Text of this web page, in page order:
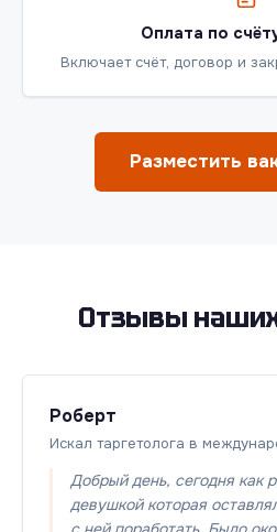
Оплата по
Включает счёт, договор и
Разместить
Отзывы
Роберт
Искал таргетолога в
Добрый день, сегодня как
девушкой которая